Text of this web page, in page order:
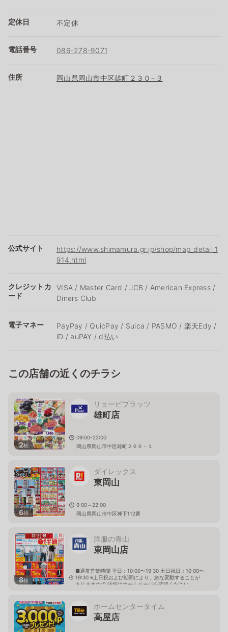
定休日 不定休
電話番号 086-278-9071
住所 岡山県岡山市中区雄町２３０−３
公式サイト
https://www.shimamura.gr.jp/shop/map_detail_1
914.html
クレジットカ
ード
VISA / Master Card / JCB / American Express /
Diners Club
電子マネー
PayPay / QuicPay / Suica / PASMO / 楽天Edy /
iD / auPAY / d払い
この店舗の近くのチラシ
2枚
リョービプラッツ
雄町店
09:00-22:00
岡山県岡山市中区雄町２６６－１
6枚
ダイレックス
東岡山
9:00～22:00
岡山県岡山市中区神下112番
8枚
洋服の青山
東岡山店
■通常営業時間 平日：10:00〜19:30 土日祝日：10:00〜
19:30 ※土日祝および期間により、急な変動することが
ありますので 詳細はホームページを確認ください
ホームセンタータイム
高屋店